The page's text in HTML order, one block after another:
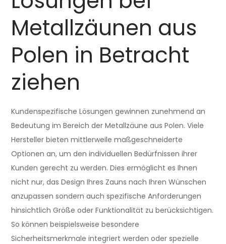
Metallzäunen aus
Polen in Betracht
ziehen
Kundenspezifische Lösungen gewinnen zunehmend an
Bedeutung im Bereich der Metallzäune aus Polen. Viele
Hersteller bieten mittlerweile maßgeschneiderte
Optionen an, um den individuellen Bedürfnissen ihrer
Kunden gerecht zu werden. Dies ermöglicht es Ihnen
nicht nur, das Design Ihres Zauns nach Ihren Wünschen
anzupassen sondern auch spezifische Anforderungen
hinsichtlich Größe oder Funktionalität zu berücksichtigen.
So können beispielsweise besondere
Sicherheitsmerkmale integriert werden oder spezielle